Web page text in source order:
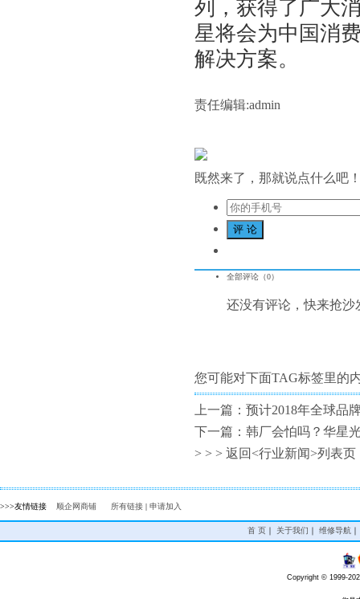
列，获得了广大
星将会为中国消
解决方案。
责任编辑:admin
既然来了，那就说点什么吧
全部评论（0）
还没有评论，快来抢沙
您可能对下面TAG标签里的
上一篇： 预计2018年全球品
下一篇： 韩厂会怕吗？华星
> > > 返回<行业新闻>列表页
>>>友情链接 顺企网商铺 所有链接 | 申请加入
首 页 ｜ 关于我们 ｜ 维修导航
Copyright © 1999-